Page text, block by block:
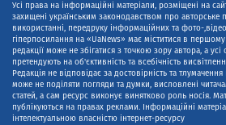
Усі права на інформаційні матеріали, розміщені на
захищені українським законодавством про авторське
використанні, передруку інформаційних та фото-
гіперпосилання на «UaNews» має міститися в першому
редакції може не збігатися з точкою зору автора, а усі
претендують на об'єктивність та всебічність
Редакція не відповідає за достовірність та
може не поділяти погляди та думки, висловлені
статей, а сам ресурс виконує винятково роль носія.
публікуються на правах реклами. Інформаційні
інтелектуальною власністю інтернет-ресурсу